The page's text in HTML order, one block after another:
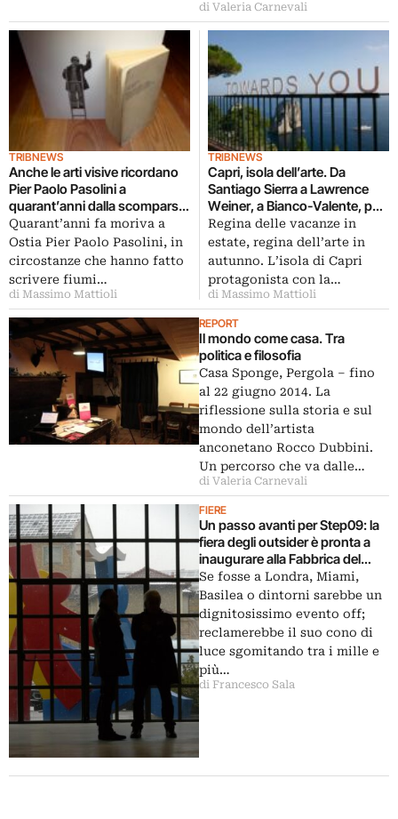
di Valeria Carnevali
TRIBNEWS
Anche le arti visive ricordano
Pier Paolo Pasolini a
quarant’anni dalla scomparsa:
da Michele Spanghero a
Giovanni Gaggia e Rocco
Dubbini, ecco come
Quarant’anni fa moriva a
Ostia Pier Paolo Pasolini, in
circostanze che hanno fatto
scrivere fiumi…
di Massimo Mattioli
TRIBNEWS
Capri, isola dell’arte. Da
Santiago Sierra a Lawrence
Weiner, a Bianco-Valente, per
4 mesi la creatività invade
spazi pubblici e privati
Regina delle vacanze in
estate, regina dell’arte in
autunno. L’isola di Capri
protagonista con la…
di Massimo Mattioli
REPORT
Il mondo come casa. Tra
politica e filosofia
Casa Sponge, Pergola – fino
al 22 giugno 2014. La
riflessione sulla storia e sul
mondo dell’artista
anconetano Rocco Dubbini.
Un percorso che va dalle…
di Valeria Carnevali
FIERE
Un passo avanti per Step09: la
fiera degli outsider è pronta a
inaugurare alla Fabbrica del
Vapore, sotto la regia di Valerio
Dehò. Prime sensazioni nella
fotogallery pre-opening…
Se fosse a Londra, Miami,
Basilea o dintorni sarebbe un
dignitosissimo evento off;
reclamerebbe il suo cono di
luce sgomitando tra i mille e
più…
di Francesco Sala